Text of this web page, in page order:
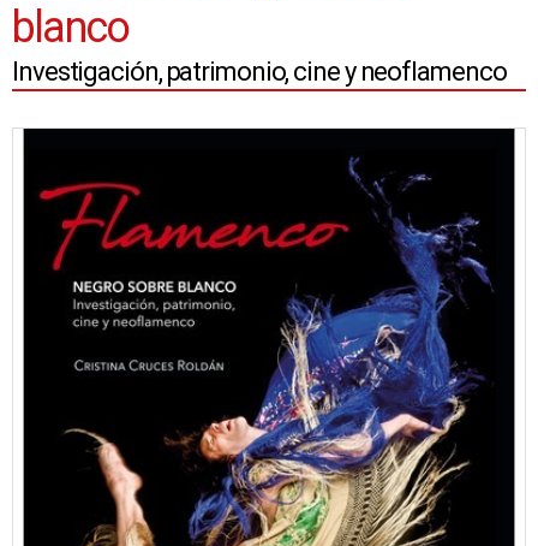
blanco
Investigación, patrimonio, cine y neoflamenco